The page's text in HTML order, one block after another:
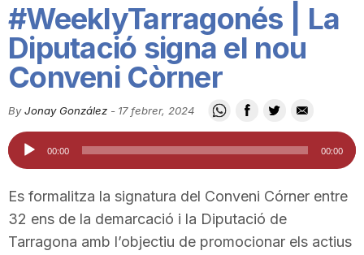
o
C
u
t
#WeeklyTarragonés | La
Diputació signa el nou
Conveni Còrner
By Jonay González - 17 febrer, 2024
Reproductor
d'àudio
00:00 00:00
Es formalitza la signatura del Conveni Córner entre
32 ens de la demarcació i la Diputació de
Tarragona amb l’objectiu de promocionar els actius